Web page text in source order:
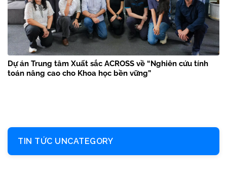
Dự án Trung tâm Xuất sắc ACROSS về “Nghiên cứu tính
toán nâng cao cho Khoa học bền vững”
TIN TỨC UNCATEGORY